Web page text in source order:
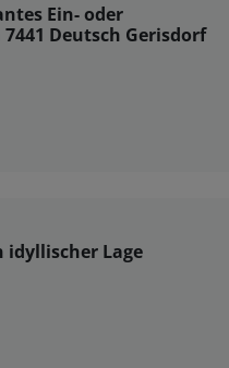
Ein- oder
Deutsch Gerisdorf
idyllischer Lage